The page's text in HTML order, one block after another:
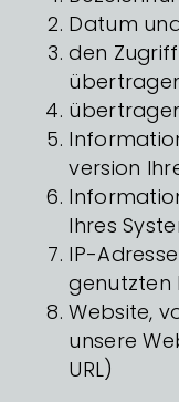
Datum
den
version
Ihres
IP-
genutzten
Website,
unsere
URL)